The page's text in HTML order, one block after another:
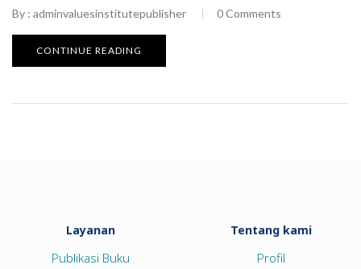
By : adminvaluesinstitutepublisher 0Comments
CONTINUE READING
Layanan
Publikasi Buku
Tentang kami
Profil